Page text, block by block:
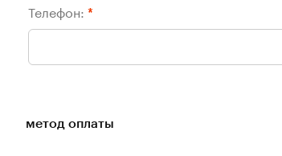
Телефон: *
метод оплаты